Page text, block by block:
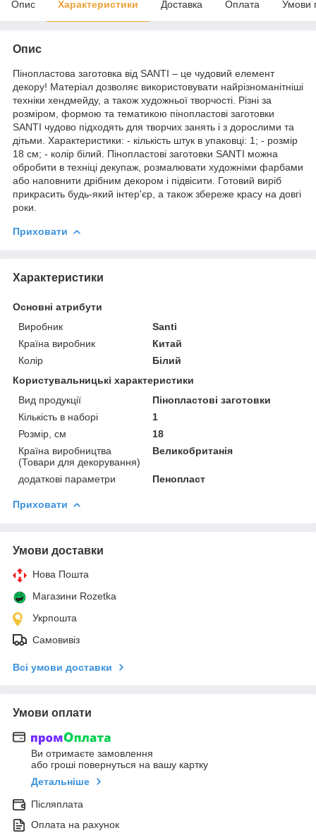
Опис Характеристики Доставка Оплата Умови
Опис
Пінопластова заготовка від SANTI – це чудовий елемент
декору! Матеріал дозволяє використовувати найрізноманітніші
техніки хендмейду, а також художньої творчості. Різні за
розміром, формою та тематикою пінопластові заготовки
SANTI чудово підходять для творчих занять і з дорослими та
дітьми. Характеристики: - кількість штук в упаковці: 1; - розмір
18 см; - колір білий. Пінопластові заготовки SANTI можна
обробити в техніці декупаж, розмалювати художніми фарбами
або наповнити дрібним декором і підвісити. Готовий виріб
прикрасить будь-який інтер'єр, а також збереже красу на довгі
роки.
Приховати
Характеристики
Основні атрибути
Виробник
Santi
Країна виробник
Китай
Колір
Білий
Користувальницькі характеристики
Вид продукції
Пінопластові заготовки
Кількість в наборі
1
Розмір, см
18
Країна виробництва
(Товари для декорування)
Великобританія
додаткові параметри Пенопласт
Приховати
Умови доставки
Нова Пошта
Магазини Rozetka
Укрпошта
Самовивіз
Всі умови доставки
Умови оплати
Ви отримаєте замовлення
або гроші повернуться на вашу картку
Детальніше
Післяплата
Оплата на рахунок